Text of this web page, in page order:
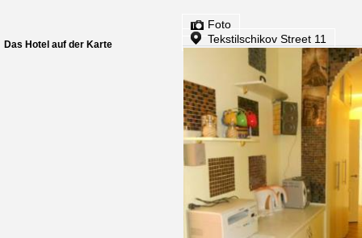
Das Hotel auf der Karte
Foto
Tekstilschikov Street 11